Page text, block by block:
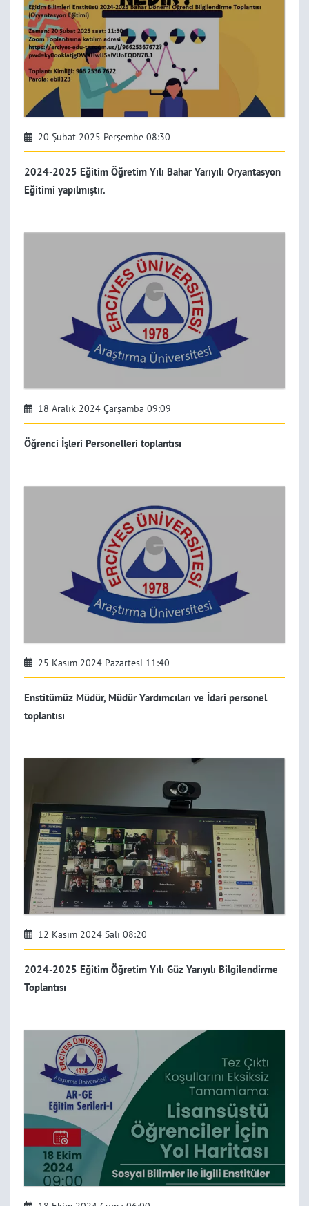
20 Şubat 2025 Perşembe 08:30
2024-2025 Eğitim Öğretim Yılı Bahar Yarıyılı Oryantasyon
Eğitimi yapılmıştır.
18 Aralık 2024 Çarşamba 09:09
Öğrenci İşleri Personelleri toplantısı
25 Kasım 2024 Pazartesi 11:40
Enstitümüz Müdür, Müdür Yardımcıları ve İdari personel
toplantısı
12 Kasım 2024 Salı 08:20
2024-2025 Eğitim Öğretim Yılı Güz Yarıyılı Bilgilendirme
Toplantısı